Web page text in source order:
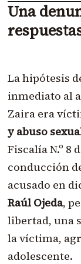
Una
La hipótesis
inmediato al
Zaira era
y abuso
Fiscalía N.º 8
conducción
acusado en
Raúl Ojeda,
libertad, una
la víctima,
adolescente.